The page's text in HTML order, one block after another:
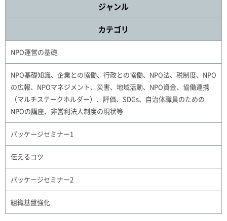
ジャンル
カテゴリ
NPO運営の基礎
NPO基礎知識、企業との協働、行政との協働、NPO法、税制度、NPO
の広報、NPOマネジメント、災害、地域活動、NPO資金、協働連携
（マルチステークホルダー）、評価、SDGs、自治体職員のための
NPOの講座、非営利法人制度の現状等
パッケージセミナー1
伝えるコツ
パッケージセミナー2
組織基盤強化